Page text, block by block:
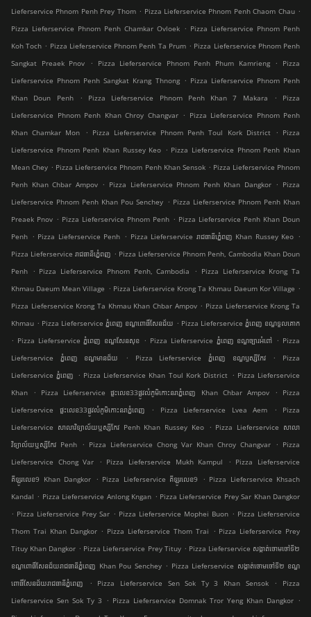
Lieferservice Phnom Penh Prey Thom . Pizza Lieferservice Phnom Penh Chaom Chau .
Pizza Lieferservice Phnom Penh Chamkar Ovloek . Pizza Lieferservice Phnom Penh
Koh Toch . Pizza Lieferservice Phnom Penh Ta Prum . Pizza Lieferservice Phnom Penh
Sangkat Preaek Pnov
. Pizza Lieferservice Phnom Penh Phum Kamrieng .
Pizza
Lieferservice Phnom Penh Sangkat Krang Thnong
. Pizza Lieferservice Phnom Penh
Khan Doun Penh
. Pizza Lieferservice Phnom Penh Khan 7 Makara .
Pizza
Lieferservice Phnom Penh Khan Chroy Changvar
. Pizza Lieferservice Phnom Penh
Khan Chamkar Mon
. Pizza Lieferservice Phnom Penh Toul Kork District . Pizza
Lieferservice Phnom Penh Khan Russey Keo . Pizza Lieferservice Phnom Penh Khan
Mean Chey . Pizza Lieferservice Phnom Penh Khan Sensok . Pizza Lieferservice Phnom
Penh Khan Chbar Ampov . Pizza Lieferservice Phnom Penh Khan Dangkor . Pizza
Lieferservice Phnom Penh Khan Pou Senchey . Pizza Lieferservice Phnom Penh Khan
Preaek Pnov . Pizza Lieferservice Phnom Penh . Pizza Lieferservice Penh Khan Doun
Penh . Pizza Lieferservice Penh . Pizza Lieferservice រាជធានីភ្នំេពញ Khan Russey Keo .
Pizza Lieferservice រាជធានីភ្នំេពញ . Pizza Lieferservice Phnom Penh, Cambodia Khan Doun
Penh
. Pizza Lieferservice Phnom Penh, Cambodia . Pizza Lieferservice Krong Ta
Khmau Daeum Mean Village . Pizza Lieferservice Krong Ta Khmau Daeum Kor Village .
Pizza Lieferservice Krong Ta Khmau Khan Chbar Ampov . Pizza Lieferservice Krong Ta
Khmau . Pizza Lieferservice ភ្នំពេញ ខណ្ឌ​ពោធិ៍សែនជ័យ . Pizza Lieferservice ភ្នំពេញ ខណ្ឌទួលគោក
. Pizza Lieferservice ភ្នំពេញ ខណ្ឌ​សែនសុខ . Pizza Lieferservice ភ្នំពេញ ខណ្ឌច្បារអំពៅ . Pizza
Lieferservice ភ្នំពេញ ខណ្ឌមានជ័យ
. Pizza Lieferservice ភ្នំពេញ ខណ្ឌ​ឫស្សីកែវ .
Pizza
Lieferservice ភ្នំពេញ
. Pizza Lieferservice Khan Toul Kork District . Pizza Lieferservice
Khan
. Pizza Lieferservice ផ្ទះលេខ33ផ្លូវលំភូមិកោះនរាភ្នំពេញ Khan Chbar Ampov .
Pizza
Lieferservice ផ្ទះលេខ33ផ្លូវលំភូមិកោះនរាភ្នំពេញ
. Pizza Lieferservice Lvea Aem .
Pizza
Lieferservice សាលាវិទ្យាល័យឬស្សីកែវ Penh Khan Russey Keo
. Pizza Lieferservice សាលា
វិទ្យាល័យឬស្សីកែវ Penh
. Pizza Lieferservice Chong Var Khan Chroy Changvar . Pizza
Lieferservice Chong Var
. Pizza Lieferservice Mukh Kampul . Pizza Lieferservice
គីឡូរលេខ9 Khan Dangkor
. Pizza Lieferservice គីឡូរលេខ9 . Pizza Lieferservice Khsach
Kandal . Pizza Lieferservice Anlong Kngan . Pizza Lieferservice Prey Sar Khan Dangkor
. Pizza Lieferservice Prey Sar . Pizza Lieferservice Mophei Buon . Pizza Lieferservice
Thom Trai Khan Dangkor . Pizza Lieferservice Thom Trai . Pizza Lieferservice Prey
Tituy Khan Dangkor . Pizza Lieferservice Prey Tituy . Pizza Lieferservice សង្កាត់ចោមចៅទី២
ខណ្ឌពោធិ៍សែនជ័យរាជធានីភ្នំពេញ Khan Pou Senchey . Pizza Lieferservice សង្កាត់ចោមចៅទី២ ខណ្ឌ
ពោធិ៍សែនជ័យរាជធានីភ្នំពេញ
. Pizza Lieferservice Sen Sok Ty 3 Khan Sensok .
Pizza
Lieferservice Sen Sok Ty 3
. Pizza Lieferservice Domnak Tror Yeng Khan Dangkor .